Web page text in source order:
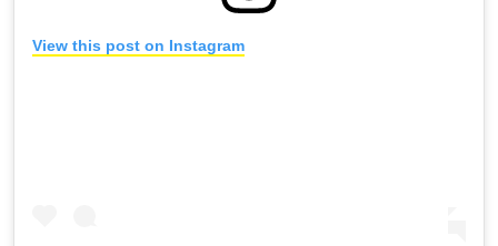
View this post on Instagram